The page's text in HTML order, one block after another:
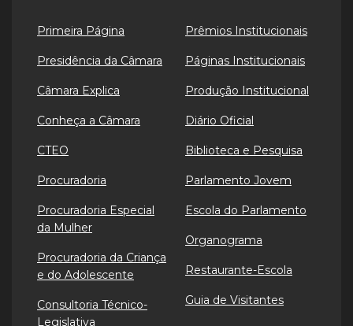
Primeira Página
Presidência da Câmara
Câmara Explica
Conheça a Câmara
CTEO
Procuradoria
Procuradoria Especial
da Mulher
Procuradoria da Criança
e do Adolescente
Consultoria Técnico-
Legislativa
Prêmios Institucionais
Páginas Institucionais
Produção Institucional
Diário Oficial
Biblioteca e Pesquisa
Parlamento Jovem
Escola do Parlamento
Organograma
Restaurante-Escola
Guia de Visitantes